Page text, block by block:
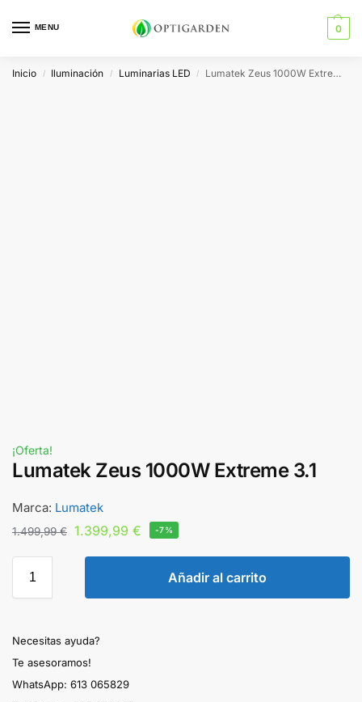
MENU 0
Inicio / Iluminación / Luminarias LED / Lumatek Zeus 1000W Extreme 3.1
¡Oferta!
Lumatek Zeus 1000W Extreme 3.1
Marca: Lumatek
1.499,99€ 1.399,99 € -7%
Añadir al carrito
Necesitas ayuda?
Te asesoramos!
WhatsApp: 613 065829